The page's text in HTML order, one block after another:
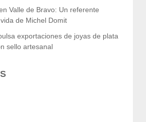
Valle de Bravo: Un referente
de Michel Domit
exportaciones de joyas de plata
sello artesanal